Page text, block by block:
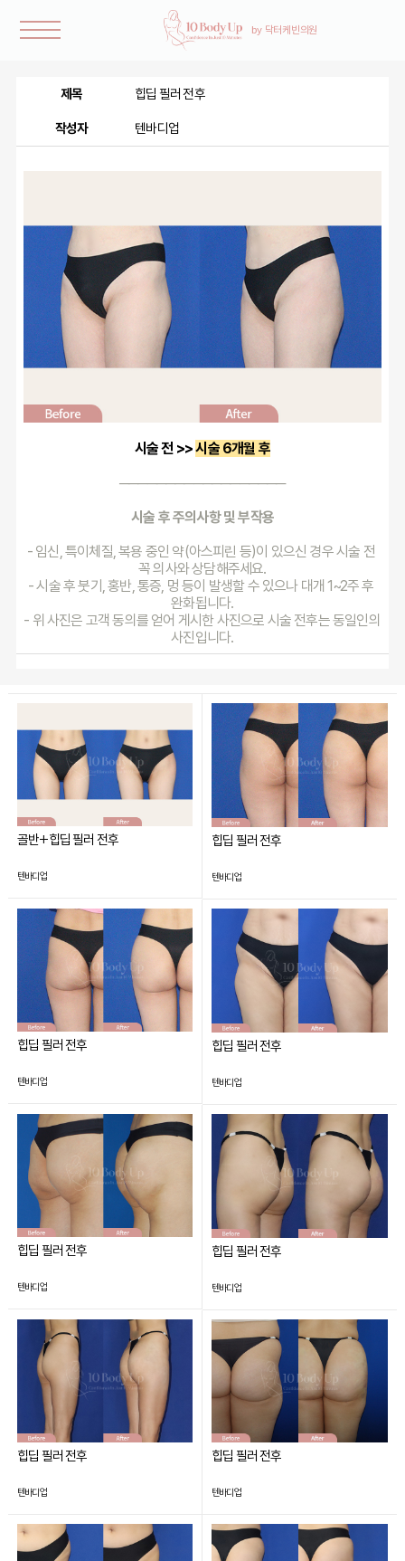
제목 힙딥 필러 전후
작성자 텐바디업
시술 전 >> 시술 6개월 후
──────────────────
시술 후 주의사항 및 부작용
- 임신, 특이체질, 복용 중인 약(아스피린 등)이 있으신 경우 시술 전
꼭 의사와 상담해주세요.
- 시술 후 붓기, 홍반, 통증, 멍 등이 발생할 수 있으나 대개 1~2주 후
완화됩니다.
- 위 사진은 고객 동의를 얻어 게시한 사진으로 시술 전후는 동일인의
사진입니다.
골반+힙딥 필러 전후
텐바디업
힙딥 필러 전후
텐바디업
힙딥 필러 전후
텐바디업
힙딥 필러 전후
텐바디업
힙딥 필러 전후
텐바디업
힙딥 필러 전후
텐바디업
힙딥 필러 전후
텐바디업
힙딥 필러 전후
텐바디업